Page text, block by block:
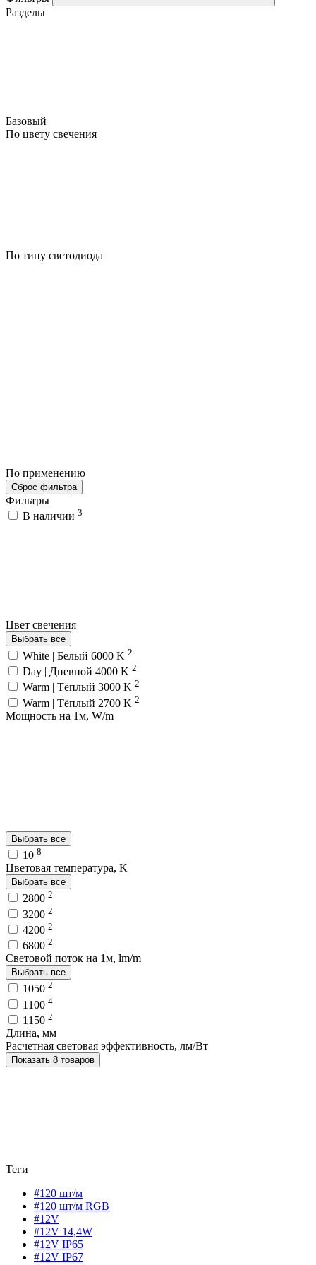
Разделы
Базовый
По цвету свечения
По типу светодиода
По применению
Сброс фильтра
Фильтры
В наличии 3
Цвет свечения
Выбрать все
White | Белый 6000 K 2
Day | Дневной 4000 K 2
Warm | Тёплый 3000 K 2
Warm | Тёплый 2700 K 2
Мощность на 1м, W/m
Выбрать все
10 8
Цветовая температура, K
Выбрать все
2800 2
3200 2
4200 2
6800 2
Световой поток на 1м, lm/m
Выбрать все
1050 2
1100 4
1150 2
Длина, мм
Расчетная световая эффективность, лм/Вт
Показать 8 товаров
Теги
#120 шт/м
#120 шт/м RGB
#12V
#12V 14,4W
#12V IP65
#12V IP67